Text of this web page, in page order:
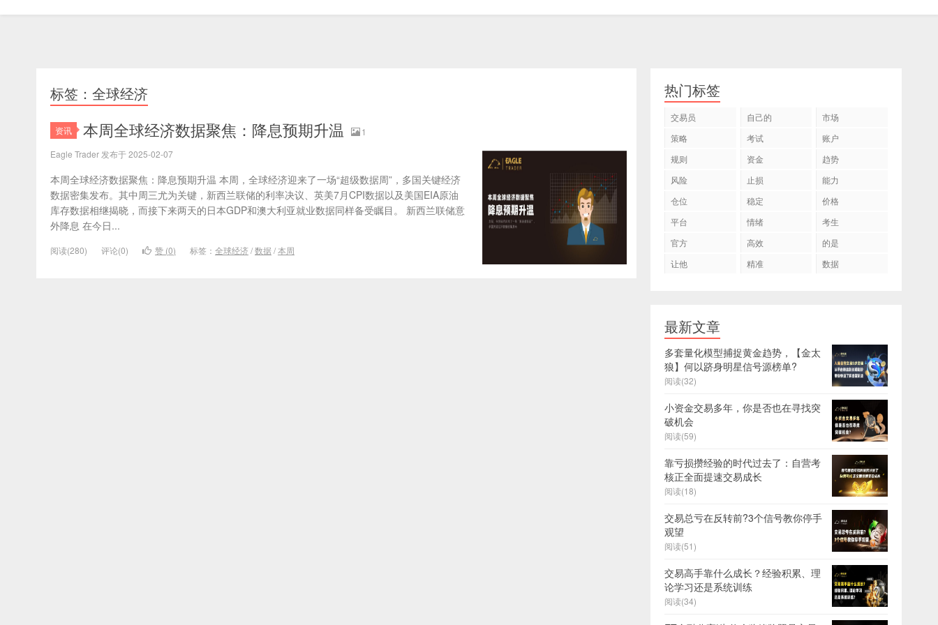
标签：全球经济
资讯 本周全球经济数据聚焦：降息预期升温
1
Eagle Trader 发布于 2025-02-07
本周全球经济数据聚焦：降息预期升温 本周，全球经济迎来了一场“超级数据周”，多国关键经济
数据密集发布。其中周三尤为关键，新西兰联储的利率决议、英美7月CPI数据以及美国EIA原油
库存数据相继揭晓，而接下来两天的日本GDP和澳大利亚就业数据同样备受瞩目。 新西兰联储意
外降息 在今日...
阅读(280) 评论(0) 赞 (0) 标签： 全球经济/数据/本周
热门标签
交易员 自己的
市场
策略
考试
账户
规则
资金
趋势
风险
止损
能力
仓位
稳定
价格
平台
情绪
考生
官方
高效
的是
让他
精准 数据
最新文章
多套量化模型捕捉黄金趋势，【金太
狼】何以跻身明星信号源榜单?
阅读(32)
小资金交易多年，你是否也在寻找突
破机会
阅读(59)
靠亏损攒经验的时代过去了：自营考
核正全面提速交易成长
阅读(18)
交易总亏在反转前?3个信号教你停手
观望
阅读(51)
交易高手靠什么成长？经验积累、理
论学习还是系统训练
阅读(34)